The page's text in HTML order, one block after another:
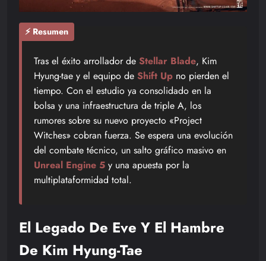
⚡ Resumen
Tras el éxito arrollador de Stellar Blade, Kim
Hyung-tae y el equipo de Shift Up no pierden el
tiempo. Con el estudio ya consolidado en la
bolsa y una infraestructura de triple A, los
rumores sobre su nuevo proyecto «Project
Witches» cobran fuerza. Se espera una evolución
del combate técnico, un salto gráfico masivo en
Unreal Engine 5 y una apuesta por la
multiplataformidad total.
El Legado De Eve Y El Hambre
De Kim Hyung-Tae